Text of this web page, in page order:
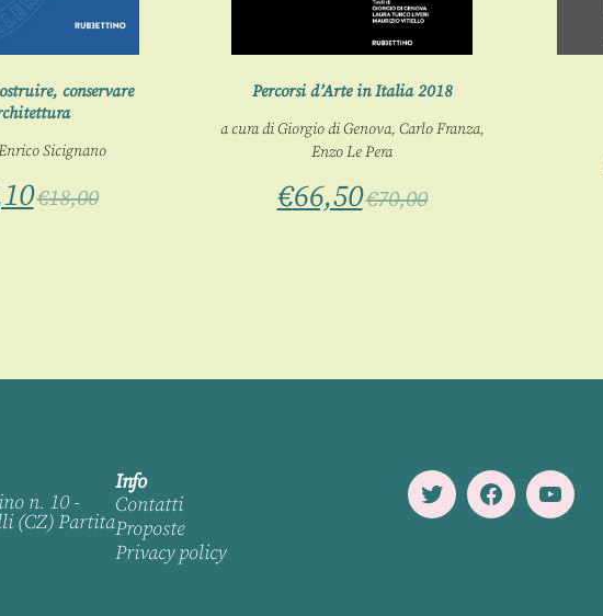
conservare
Sicignano
€18,00
Percorsi d’Arte in Italia 2018
a cura di Giorgio di Genova, Carlo Franza,
Enzo Le Pera
€66,50€70,00
n. 10 -
(CZ) Partita
Info
Contatti
Proposte
Privacy policy
TwitterFacebookYoutube